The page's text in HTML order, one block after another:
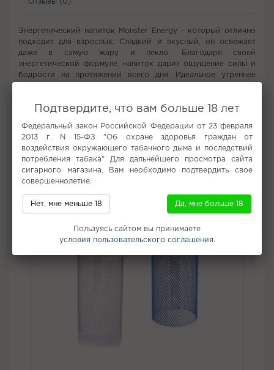
Отзывы (0)
Энергетический напиток Monster Energy - который отлично
подходит для взрослых. Сладкий и вкусный, он освежает
даже в самую жару и пекло. Благодаря своей
энергетической формуле, напиток дарит ощущение силы и
бодрости на протяжении всего дня. Идеальное утреннее
долгой дороги. Monster Energy - это не просто напиток, это
моментом вашей активной жизни.
Не забудьте купить
Подтвердите, что вам больше 18 лет
Федеральный закон Российской Федерации от 23 февраля
2013 г. N 15-ФЗ "Об охране здоровья граждан от
воздействия окружающего табачного дыма и последствий
потребления табака" Для дальнейшего просмотра сайта
сигарного магазина, Вам необходимо подтвердить свое
совершеннолетие.
Нет, мне меньше 18 Да, мне больше 18
Пользуясь сайтом вы принимаете
условия пользовательского соглашения.